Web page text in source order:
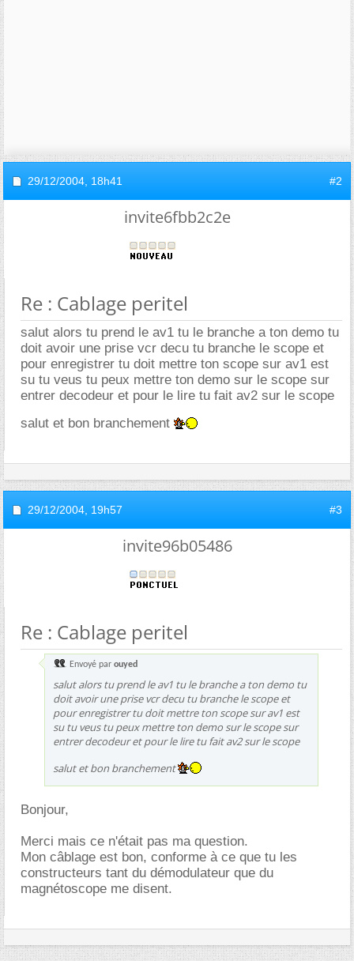
29/12/2004, 18h41 #2
invite6fbb2c2e
Re : Cablage peritel
salut alors tu prend le av1 tu le branche a ton demo tu
doit avoir une prise vcr decu tu branche le scope et
pour enregistrer tu doit mettre ton scope sur av1 est
su tu veus tu peux mettre ton demo sur le scope sur
entrer decodeur et pour le lire tu fait av2 sur le scope
salut et bon branchement
29/12/2004, 19h57 #3
invite96b05486
Re : Cablage peritel
Envoyé par ouyed
salut alors tu prend le av1 tu le branche a ton demo tu
doit avoir une prise vcr decu tu branche le scope et
pour enregistrer tu doit mettre ton scope sur av1 est
su tu veus tu peux mettre ton demo sur le scope sur
entrer decodeur et pour le lire tu fait av2 sur le scope
salut et bon branchement
Bonjour,
Merci mais ce n'était pas ma question.
Mon câblage est bon, conforme à ce que tu les
constructeurs tant du démodulateur que du
magnétoscope me disent.